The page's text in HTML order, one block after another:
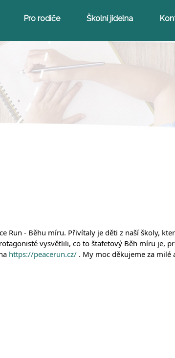
Pro rodiče Školní jídelna
Run - Běhu míru. Přivítaly je děti z naší školy,
vysvětlili, co to štafetový Běh míru je,
https://peacerun.cz/ . My moc děkujeme za milé